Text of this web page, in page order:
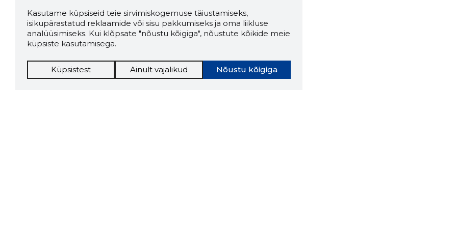
Kasutame küpsiseid teie sirvimiskogemuse täiustamiseks,
isikupärastatud reklaamide või sisu pakkumiseks ja oma liikluse
analüüsimiseks. Kui klõpsate "nõustu kõigiga", nõustute kõikide meie
küpsiste kasutamisega.
Nõustu kõigiga
Küpsistest Ainult vajalikud